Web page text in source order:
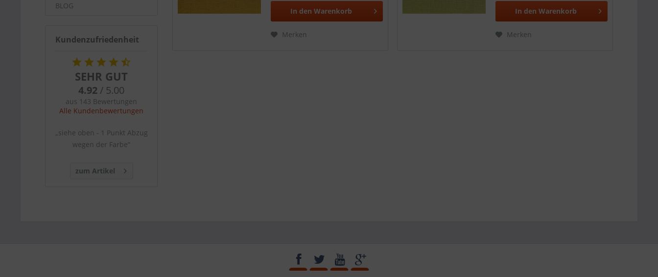
BLOG
Kundenzufriedenheit
SEHR GUT
4.92 / 5.00
aus 143 Bewertungen
Alle Kundenbewertungen
„siehe oben - 1 Punkt Abzug
wegen der Farbe“
zum Artikel
In den Warenkorb
Merken
In den Warenkorb
Merken